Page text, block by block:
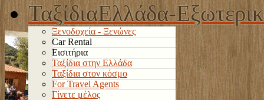
ΤαξίδιαΕλλάδα-
Ξενοδοχεία - Ξενώνες
Car Rental
Εισιτήρια
Ταξίδια στην Ελλάδα
Ταξίδια στον κόσμο
For Travel Agents
Γίνετε μέλος